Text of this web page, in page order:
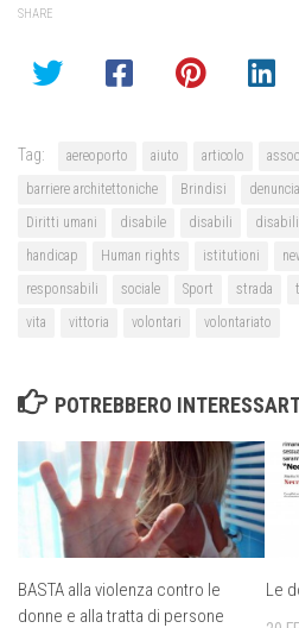
SHARE
Tag: aereoporto aiuto articolo
barriere architettoniche
Brindisi denuncia
Diritti umani
disabile disabili
handicap
Human rights istitutioni
responsabili
sociale Sport strada
vita
vittoria volontari volontariato
POTREBBERO
BASTA alla violenza contro le
donne e alla tratta di persone
Le